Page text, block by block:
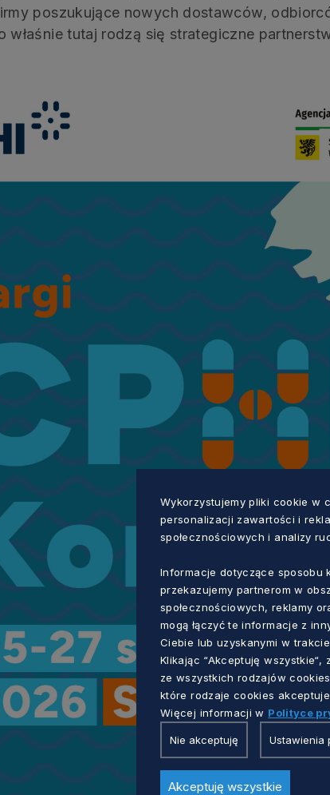
poszukujące nowych dostawców,
właśnie tutaj rodzą się strategiczne
Wykorzystujemy pliki cookie w
personalizacji zawartości i
społecznościowych i analizy
Informacje dotyczące sposobu
przekazujemy partnerom w
społecznościowych, reklamy
mogą łączyć te informacje z
Ciebie lub uzyskanymi w
Klikając “Akceptuję
ze wszystkich rodzajów
które rodzaje cookies
Więcej informacji w Polityce
Nie akceptuję Ustawienia
Akceptuję wszystkie